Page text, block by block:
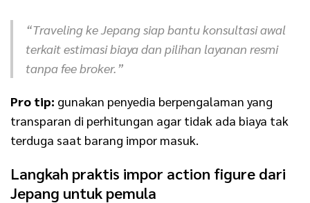
“Traveling ke Jepang siap bantu konsultasi awal
terkait estimasi biaya dan pilihan layanan resmi
tanpa fee broker.”
Pro tip: gunakan penyedia berpengalaman yang
transparan di perhitungan agar tidak ada biaya tak
terduga saat barang impor masuk.
Langkah praktis impor action figure dari
Jepang untuk pemula